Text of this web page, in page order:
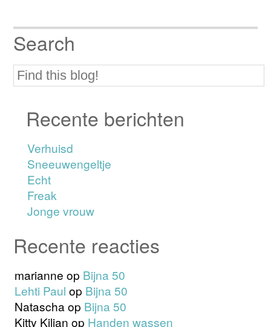
Search
Recente berichten
Verhuisd
Sneeuwengeltje
Echt
Freak
Jonge vrouw
Recente reacties
marianne op Bijna 50
Lehti Paul op Bijna 50
Nataschaop Bijna 50
Kitty Kilian op Handen wassen